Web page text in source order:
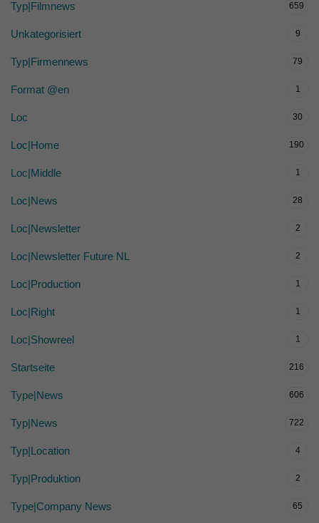
Typ|Filmnews 659
Unkategorisiert 9
Typ|Firmennews 79
Format @en 1
Loc 30
Loc|Home 190
Loc|Middle 1
Loc|News 28
Loc|Newsletter 2
Loc|Newsletter Future NL 2
Loc|Production 1
Loc|Right 1
Loc|Showreel 1
Startseite 216
Type|News 606
Typ|News 722
Typ|Location 4
Typ|Produktion 2
Type|Company News 65